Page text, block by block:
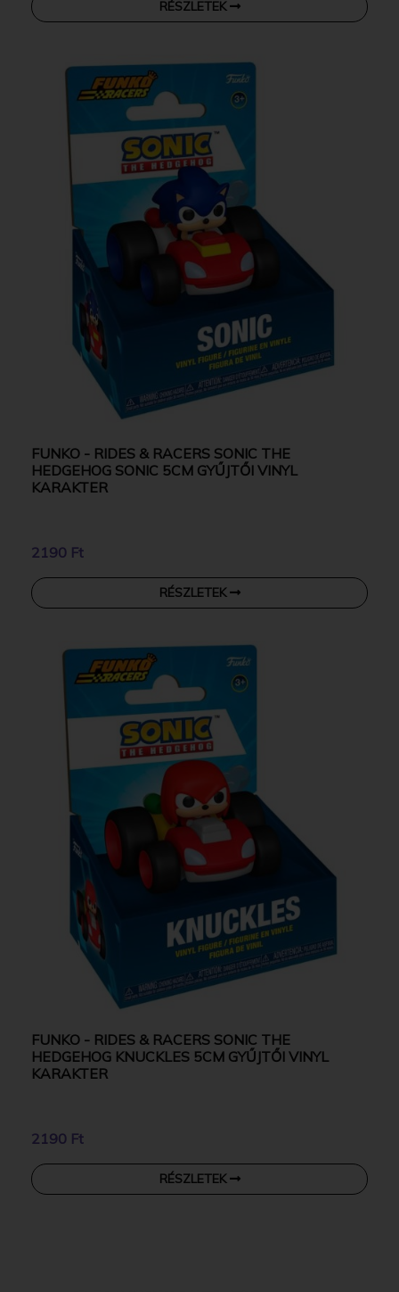
RÉSZLETEK
FUNKO - RIDES & RACERS SONIC THE
HEDGEHOG SONIC 5CM GYŰJTŐI VINYL
KARAKTER
2190 Ft
RÉSZLETEK
FUNKO - RIDES & RACERS SONIC THE
HEDGEHOG KNUCKLES 5CM GYŰJTŐI VINYL
KARAKTER
2190 Ft
RÉSZLETEK